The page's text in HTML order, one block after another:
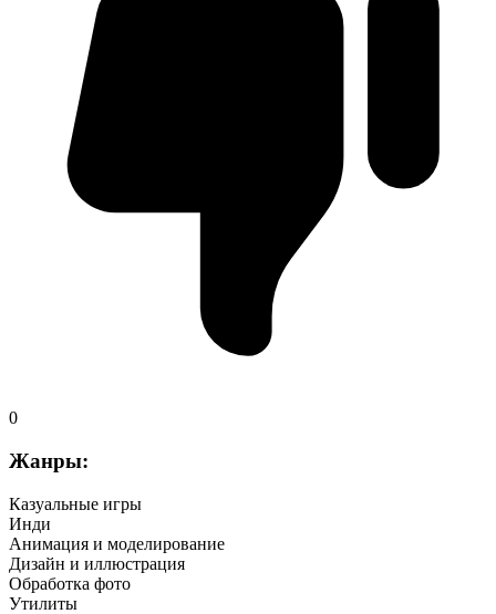
0
Жанры:
Казуальные игры
Инди
Анимация и моделирование
Дизайн и иллюстрация
Обработка фото
Утилиты